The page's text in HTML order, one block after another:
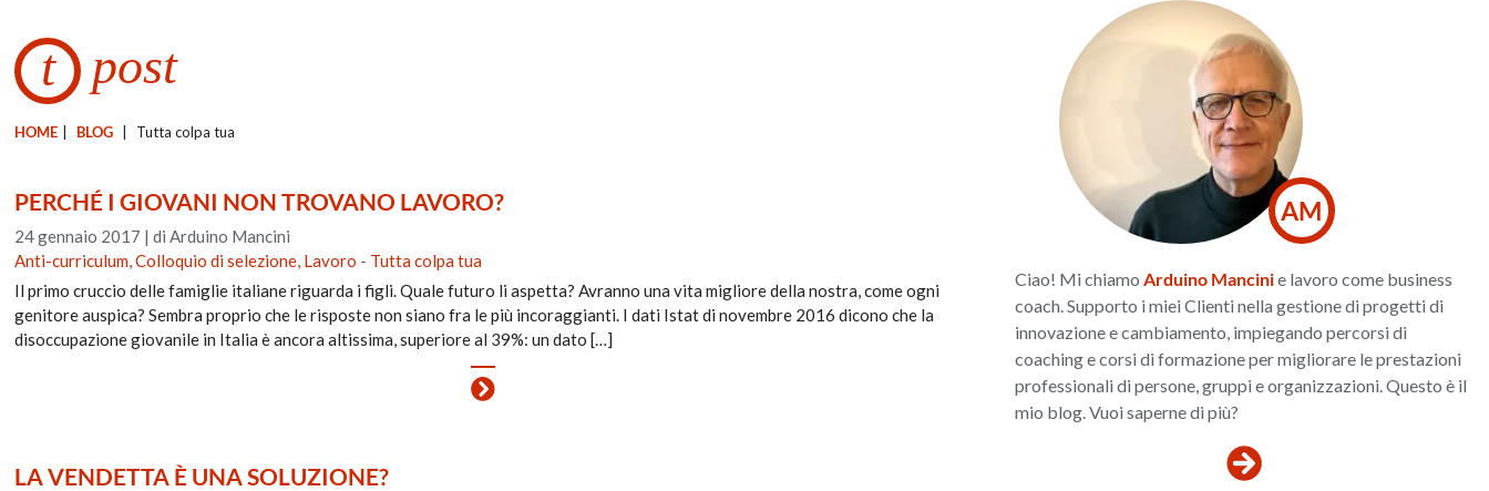
t post
HOME BLOG Tutta colpa tua
PERCHÉ I GIOVANI NON TROVANO LAVORO?
24 gennaio 2017 |di Arduino Mancini
Anti-curriculum, Colloquio di selezione, Lavoro - Tutta colpa tua
Il primo cruccio delle famiglie italiane riguarda i figli. Quale futuro li aspetta? Avranno una vita migliore della nostra, come ogni
genitore auspica? Sembra proprio che le risposte non siano fra le più incoraggianti. I dati Istat di novembre 2016 dicono che la
disoccupazione giovanile in Italia è ancora altissima, superiore al 39%: un dato […]
LA VENDETTA È UNA SOLUZIONE?
AM
Ciao! Mi chiamo Arduino Mancinie lavoro come business
coach. Supporto i miei Clienti nella gestione di progetti di
innovazione e cambiamento, impiegando percorsi di
coaching e corsi di formazione per migliorare le prestazioni
professionali di persone, gruppi e organizzazioni. Questo è il
mio blog. Vuoi saperne di più?